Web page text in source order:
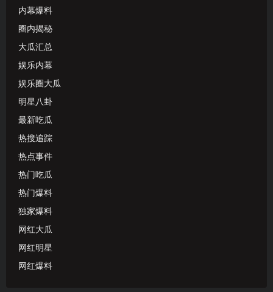
内幕爆料
圈内揭秘
大瓜汇总
娱乐内幕
娱乐圈大瓜
明星八卦
最新吃瓜
热搜追踪
热点事件
热门吃瓜
热门爆料
独家爆料
网红大瓜
网红明星
网红爆料